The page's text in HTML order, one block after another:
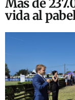
Más de
vida al